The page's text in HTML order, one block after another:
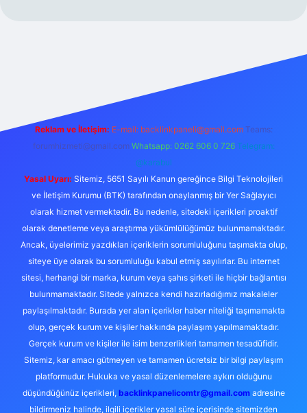
Reklam ve İletişim: E-mail: backlinkpaneli@gmail.com Teams:
forumhizmeti@gmail.com Whatsapp: 0262 606 0 726 Telegram:
@karabul
Yasal Uyarı: Sitemiz, 5651 Sayılı Kanun gereğince Bilgi Teknolojileri
ve İletişim Kurumu (BTK) tarafından onaylanmış bir Yer Sağlayıcı
olarak hizmet vermektedir. Bu nedenle, sitedeki içerikleri proaktif
olarak denetleme veya araştırma yükümlülüğümüz bulunmamaktadır.
Ancak, üyelerimiz yazdıkları içeriklerin sorumluluğunu taşımakta olup,
siteye üye olarak bu sorumluluğu kabul etmiş sayılırlar. Bu internet
sitesi, herhangi bir marka, kurum veya şahıs şirketi ile hiçbir bağlantısı
bulunmamaktadır. Sitede yalnızca kendi hazırladığımız makaleler
paylaşılmaktadır. Burada yer alan içerikler haber niteliği taşımamakta
olup, gerçek kurum ve kişiler hakkında paylaşım yapılmamaktadır.
Gerçek kurum ve kişiler ile isim benzerlikleri tamamen tesadüfidir.
Sitemiz, kar amacı gütmeyen ve tamamen ücretsiz bir bilgi paylaşım
platformudur. Hukuka ve yasal düzenlemelere aykırı olduğunu
düşündüğünüz içerikleri, backlinkpanelicomtr@gmail.comadresine
bildirmeniz halinde, ilgili içerikler yasal süre içerisinde sitemizden